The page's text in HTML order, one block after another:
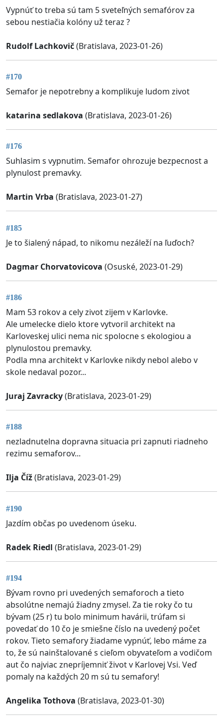
Vypnúť to treba sú tam 5 sveteľných semafórov za
sebou nestiačia kolóny už teraz ?
Rudolf Lachkovič(Bratislava, 2023-01-26)
#170
Semafor je nepotrebny a komplikuje ludom zivot
katarina sedlakova (Bratislava, 2023-01-26)
#176
Suhlasim s vypnutim. Semafor ohrozuje bezpecnost a
plynulost premavky.
Martin Vrba (Bratislava, 2023-01-27)
#185
Je to šialený nápad, to nikomu nezáleží na ľuďoch?
Dagmar Chorvatovicova (Osuské, 2023-01-29)
#186
Mam 53 rokov a cely zivot zijem v Karlovke.
Ale umelecke dielo ktore vytvoril architekt na
Karloveskej ulici nema nic spolocne s ekologiou a
plynulostou premavky.
Podla mna architekt v Karlovke nikdy nebol alebo v
skole nedaval pozor...
Juraj Zavracky(Bratislava, 2023-01-29)
#188
nezladnutelna dopravna situacia pri zapnuti riadneho
rezimu semaforov...
Ilja Číž(Bratislava, 2023-01-29)
#190
Jazdím občas po uvedenom úseku.
Radek Riedl (Bratislava, 2023-01-29)
#194
Bývam rovno pri uvedených semaforoch a tieto
absolútne nemajú žiadny zmysel. Za tie roky čo tu
bývam (25 r) tu bolo minimum havárii, trúfam si
povedať do 10 čo je smiešne číslo na uvedený počet
rokov. Tieto semafory žiadame vypnúť, lebo máme za
to, že sú nainštalované s cieľom obyvateľom a vodičom
aut čo najviac znepríjemniť život v Karlovej Vsi. Veď
pomaly na každých 20 m sú tu semafory!
Angelika Tothova (Bratislava, 2023-01-30)